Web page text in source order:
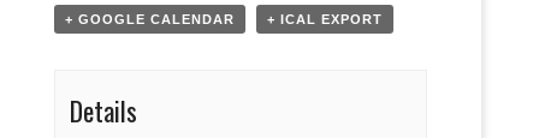
+ GOOGLE CALENDAR + ICAL EXPORT
Details